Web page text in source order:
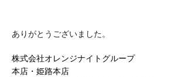
ありがとうございました。
株式会社オレンジナイトグループ
本店・姫路本店